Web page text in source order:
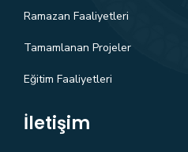
Ramazan Faaliyetleri
Tamamlanan Projeler
Eğitim Faaliyetleri
İletişim